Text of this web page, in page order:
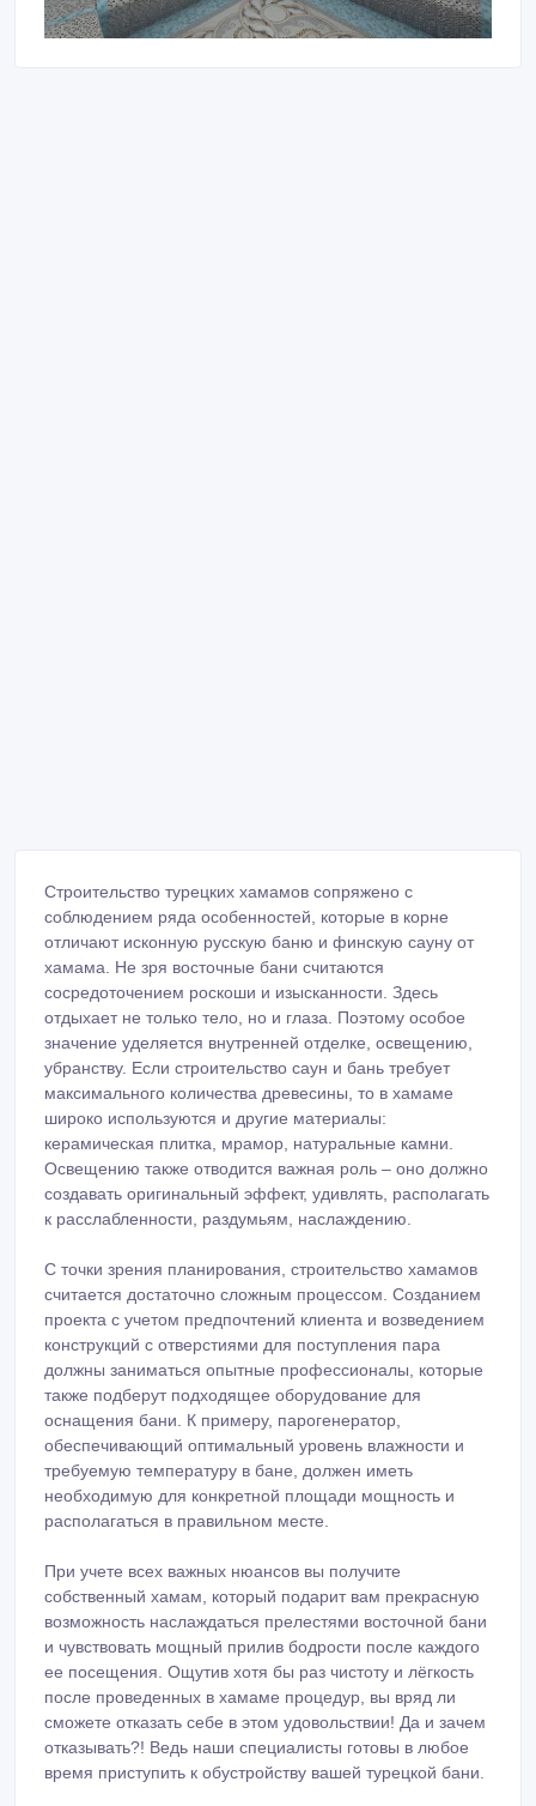
Строительство турецких хамамов сопряжено с
соблюдением ряда особенностей, которые в корне
отличают исконную русскую баню и финскую сауну от
хамама. Не зря восточные бани считаются
сосредоточением роскоши и изысканности. Здесь
отдыхает не только тело, но и глаза. Поэтому особое
значение уделяется внутренней отделке, освещению,
убранству. Если строительство саун и бань требует
максимального количества древесины, то в хамаме
широко используются и другие материалы:
керамическая плитка, мрамор, натуральные камни.
Освещению также отводится важная роль – оно должно
создавать оригинальный эффект, удивлять, располагать
к расслабленности, раздумьям, наслаждению.
С точки зрения планирования, строительство хамамов
считается достаточно сложным процессом. Созданием
проекта с учетом предпочтений клиента и возведением
конструкций с отверстиями для поступления пара
должны заниматься опытные профессионалы, которые
также подберут подходящее оборудование для
оснащения бани. К примеру, парогенератор,
обеспечивающий оптимальный уровень влажности и
требуемую температуру в бане, должен иметь
необходимую для конкретной площади мощность и
располагаться в правильном месте.
При учете всех важных нюансов вы получите
собственный хамам, который подарит вам прекрасную
возможность наслаждаться прелестями восточной бани
и чувствовать мощный прилив бодрости после каждого
ее посещения. Ощутив хотя бы раз чистоту и лёгкость
после проведенных в хамаме процедур, вы вряд ли
сможете отказать себе в этом удовольствии! Да и зачем
отказывать?! Ведь наши специалисты готовы в любое
время приступить к обустройству вашей турецкой бани.